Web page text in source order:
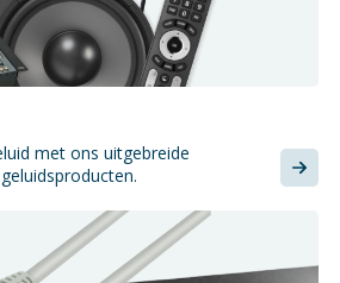
met ons uitgebreide